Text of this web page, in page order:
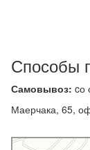
Способы
Самовывоз: cо
Маерчака, 65,